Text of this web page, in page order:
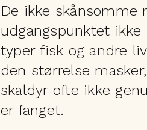
De ikke skånsomme
udgangspunktet ikke
typer fisk og andre
den størrelse
skaldyr ofte ikke
er fanget.